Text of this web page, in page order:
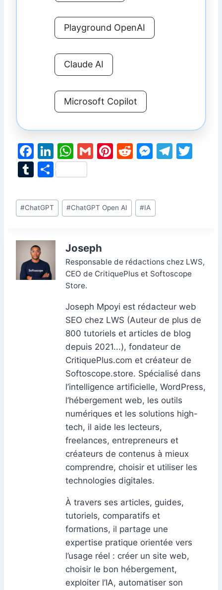
Playground OpenAI
Claude AI
Microsoft Copilot
F
a
c
e
b
o
k
Li
n
k
e
dI
W
h
at
s
A
p
G
l
Pi
e
st
R
di
t
M
s
e
er
T
T
m
bl
P
ta
g
Étiquettes
de
publication :
#ChatGPT #ChatGPT Open AI #IA
Joseph
Responsable de rédactions chez LWS,
CEO de CritiquePlus et Softoscope
Store.
Joseph Mpoyi est rédacteur web
SEO chez LWS (Auteur de plus de
800 tutoriels et articles de blog
depuis 2021...), fondateur de
CritiquePlus.com et créateur de
Softoscope.store. Spécialisé dans
l’intelligence artificielle, WordPress,
l’hébergement web, les outils
numériques et les solutions high-
tech, il aide les lecteurs,
freelances, entrepreneurs et
créateurs de contenus à mieux
comprendre, choisir et utiliser les
technologies digitales.
À travers ses articles, guides,
tutoriels, comparatifs et
formations, il partage une
expertise pratique orientée vers
l’usage réel : créer un site web,
choisir le bon hébergement,
exploiter l’IA, automatiser son